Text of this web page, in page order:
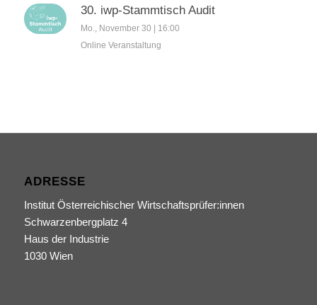
30. iwp-Stammtisch Audit
Mo., November 30 | 16:00
Online Veranstaltung
ADRESSE
Institut Österreichischer Wirtschaftsprüfer:innen
Schwarzenbergplatz 4
Haus der Industrie
1030 Wien